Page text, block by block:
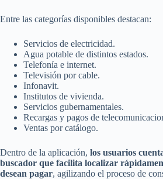
Entre las categorías disponibles destacan:
Servicios de electricidad.
Agua potable de distintos estados.
Telefonía e internet.
Televisión por cable.
Infonavit.
Institutos de vivienda.
Servicios gubernamentales.
Recargas y pagos de
Ventas por catálogo.
Dentro de la aplicación, los usuarios
buscador que facilita localizar
desean pagar, agilizando el proceso de